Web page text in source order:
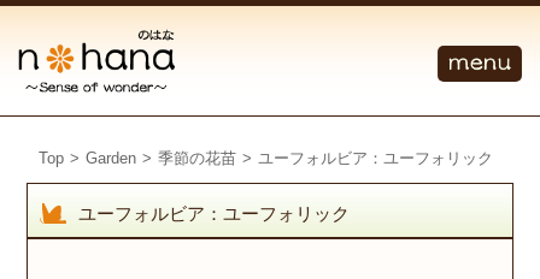
Top > Garden > 季節の花苗 > ユーフォルビア：ユーフォリック
ユーフォルビア：ユーフォリック